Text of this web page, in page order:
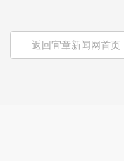
返回宜章新闻网首页